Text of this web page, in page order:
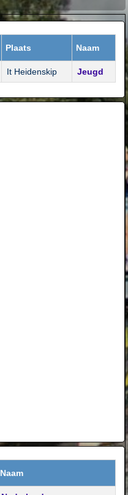
Plaats Naam
It Heidenskip Jeugd
Naam